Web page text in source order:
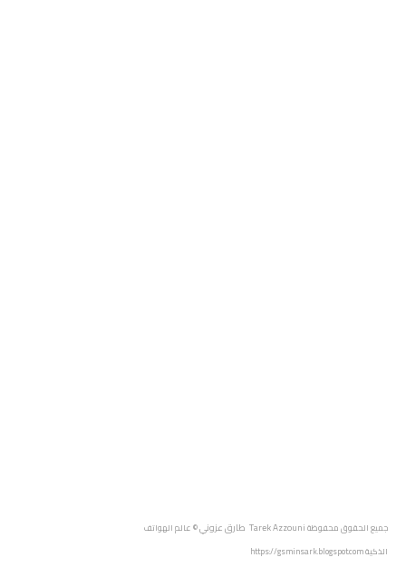
جميع الحقوق محفوظةTarek Azzouni طارق عزوني
© عالم الهواتف
الذكيةhttps://gsminsark.blogspot.com